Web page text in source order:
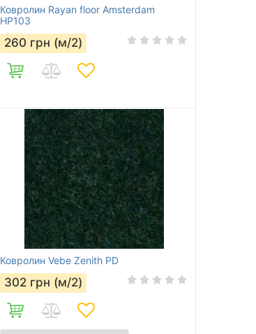
Ковролин Rayan floor Amsterdam
HP103
260 грн (м/2)
Ковролин Vebe Zenith PD
302 грн (м/2)